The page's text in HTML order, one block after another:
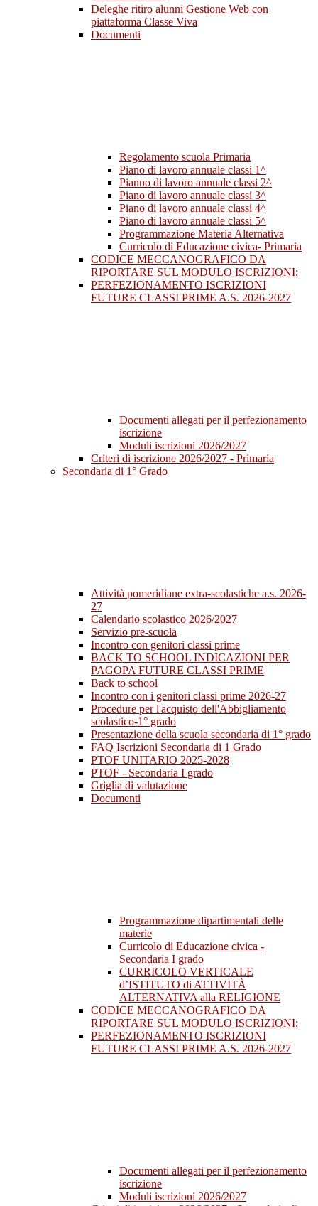
Deleghe ritiro alunni Gestione Web con
piattaforma Classe Viva
Documenti
Regolamento scuola Primaria
Piano di lavoro annuale classi 1^
Pianno di lavoro annuale classi 2^
Piano di lavoro annuale classi 3^
Piano di lavoro annuale classi 4^
Piano di lavoro annuale classi 5^
Programmazione Materia Alternativa
Curricolo di Educazione civica- Primaria
CODICE MECCANOGRAFICO DA
RIPORTARE SUL MODULO ISCRIZIONI:
PERFEZIONAMENTO ISCRIZIONI
FUTURE CLASSI PRIME A.S. 2026-2027
Documenti allegati per il perfezionamento
iscrizione
Moduli iscrizioni 2026/2027
Criteri di iscrizione 2026/2027 - Primaria
Secondaria di 1° Grado
Attività pomeridiane extra-scolastiche a.s. 2026-
27
Calendario scolastico 2026/2027
Servizio pre-scuola
Incontro con genitori classi prime
BACK TO SCHOOL INDICAZIONI PER
PAGOPA FUTURE CLASSI PRIME
Back to school
Incontro con i genitori classi prime 2026-27
Procedure per l'acquisto dell'Abbigliamento
scolastico-1° grado
Presentazione della scuola secondaria di 1° grado
FAQ Iscrizioni Secondaria di 1 Grado
PTOF UNITARIO 2025-2028
PTOF - Secondaria I grado
Griglia di valutazione
Documenti
Programmazione dipartimentali delle
materie
Curricolo di Educazione civica -
Secondaria I grado
CURRICOLO VERTICALE
d’ISTITUTO di ATTIVITÀ
ALTERNATIVA alla RELIGIONE
CODICE MECCANOGRAFICO DA
RIPORTARE SUL MODULO ISCRIZIONI:
PERFEZIONAMENTO ISCRIZIONI
FUTURE CLASSI PRIME A.S. 2026-2027
Documenti allegati per il perfezionamento
iscrizione
Moduli iscrizioni 2026/2027